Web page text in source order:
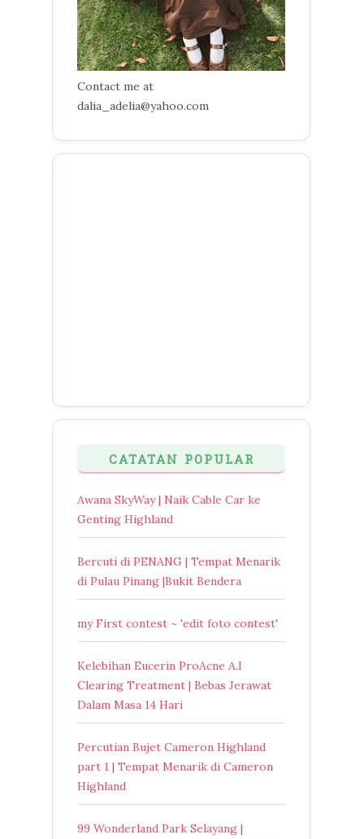
Contact me at
dalia_adelia@yahoo.com
CATATAN POPULAR
Awana SkyWay | Naik Cable Car ke
Genting Highland
Bercuti di PENANG | Tempat Menarik
di Pulau Pinang |Bukit Bendera
my First contest ~ 'edit foto contest'
Kelebihan Eucerin ProAcne A.I
Clearing Treatment | Bebas Jerawat
Dalam Masa 14 Hari
Percutian Bujet Cameron Highland
part 1 | Tempat Menarik di Cameron
Highland
99 Wonderland Park Selayang |